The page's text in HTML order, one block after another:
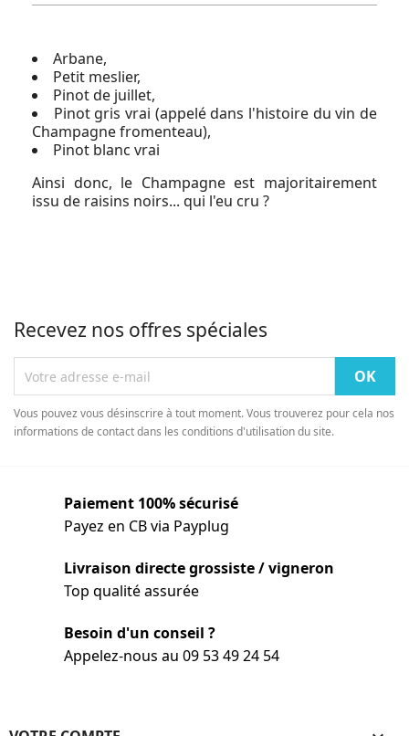
Arbane,
Petit meslier,
Pinot de juillet,
Pinot gris vrai (appelé dans l'histoire du vin de
Champagne fromenteau),
Pinot blanc vrai
Ainsi donc, le Champagne est majoritairement
issu de raisins noirs... qui l'eu cru ?
Recevez nos offres spéciales
Vous pouvez vous désinscrire à tout moment. Vous trouverez pour cela nos
informations de contact dans les conditions d'utilisation du site.
Paiement 100% sécurisé
Payez en CB via Payplug
Livraison directe grossiste / vigneron
Top qualité assurée
Besoin d'un conseil ?
Appelez-nous au 09 53 49 24 54